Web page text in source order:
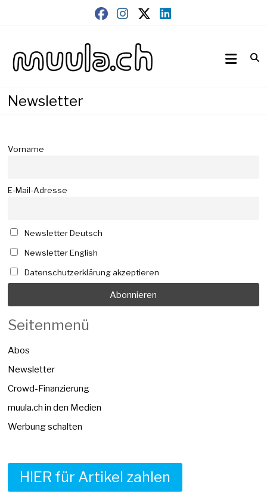
muula.ch
Newsletter
Vorname
E-Mail-Adresse
Newsletter Deutsch
Newsletter English
Datenschutzerklärung akzeptieren
Seitenmenü
Abos
Newsletter
Crowd-Finanzierung
muula.ch in den Medien
Werbung schalten
HIER für Artikel zahlen